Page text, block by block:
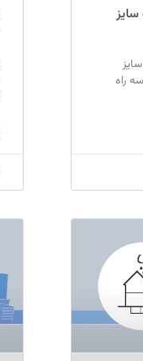
سایز
۹۰ درجه سایز
راه